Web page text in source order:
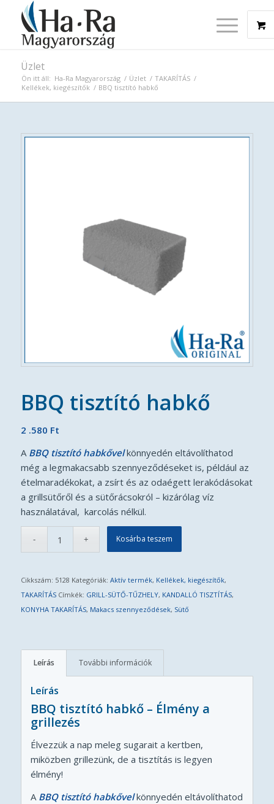
Üzlet
Ön itt áll: Ha-Ra Magyarország / Üzlet / TAKARÍTÁS /
Kellékek, kiegészítők / BBQ tisztító habkő
BBQ tisztító habkő
2 .580 Ft
A BBQ tisztító habkővel könnyedén eltávolíthatod
még a legmakacsabb szennyeződéseket is, például az
ételmaradékokat, a zsírt és az odaégett lerakódásokat
a grillsütőről és a sütőrácsokról – kizárólag víz
használatával, karcolás nélkül.
Kosárba teszem
Cikkszám: 5128 Kategóriák: Aktív termék, Kellékek, kiegészítők,
TAKARÍTÁS Címkék: GRILL-SÜTŐ-TŰZHELY, KANDALLÓ TISZTÍTÁS,
KONYHA TAKARÍTÁS, Makacs szennyeződések, Sütő
Leírás További információk
Leírás
BBQ tisztító habkő – Élmény a
grillezés
Élvezzük a nap meleg sugarait a kertben,
miközben grillezünk, de a tisztítás is legyen
élmény!
A BBQ tisztító habkővel könnyedén eltávolíthatod